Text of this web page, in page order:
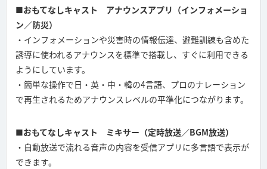
■おもてなしキャスト アナウンスアプリ（インフォメーショ
ン／防災）
・インフォメーションや災害時の情報伝達、避難訓練も含めた
誘導に使われるアナウンスを標準で搭載し、すぐに利用できる
ようにしています。
・簡単な操作で日・英・中・韓の4言語、プロのナレーション
で再生されるためアナウンスレベルの平準化につながります。
■おもてなしキャスト ミキサー（定時放送／BGM放送）
・自動放送で流れる音声の内容を受信アプリに多言語で表示が
できます。